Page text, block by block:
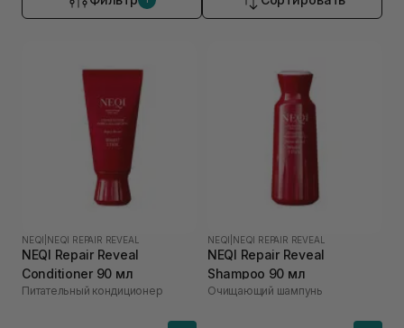
NEQI NEQI REPAIR REVEAL
NEQI Repair Reveal
Conditioner 90 мл
Питательный кондиционер
NEQI NEQI REPAIR REVEAL
NEQI Repair Reveal
Shampoo 90 мл
Очищающий шампунь